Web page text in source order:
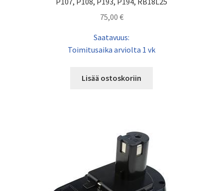
75,00 €
Saatavuus:
Toimitusaika arviolta 1 vk
Lisää ostoskoriin